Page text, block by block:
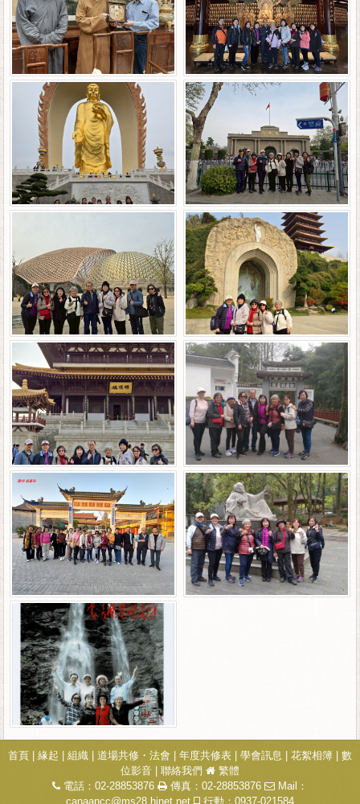
首頁 緣起 組織 道場共修・法會 年度共修表 學會訊息 花絮相簿
數
位影音
聯絡我們
繁體
電話：02-28853876
傳真：02-28853876
Mail：
canaancc@ms28.hinet.net
行動：0937-021584